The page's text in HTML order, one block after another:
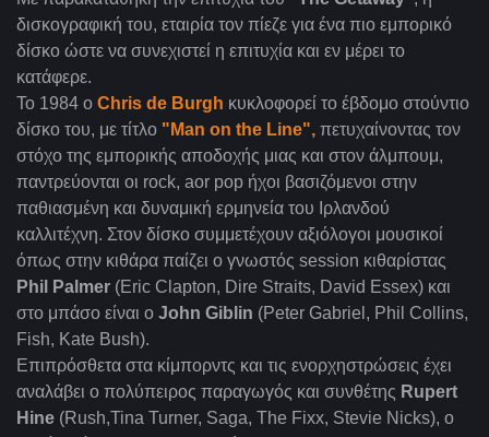
δισκογραφική του, εταιρία τον πίεζε για ένα πιο εμπορικό
δίσκο ώστε να συνεχιστεί η επιτυχία και εν μέρει το
κατάφερε.
Το 1984 ο Chris de Burgh κυκλοφορεί το έβδομο στούντιο
δίσκο του, με τίτλο "Man on the Line", πετυχαίνοντας τον
στόχο της εμπορικής αποδοχής μιας και στον άλμπουμ,
παντρεύονται οι rock, aor pop ήχοι βασιζόμενοι στην
παθιασμένη και δυναμική ερμηνεία του Ιρλανδού
καλλιτέχνη. Στον δίσκο συμμετέχουν αξιόλογοι μουσικοί
όπως στην κιθάρα παίζει ο γνωστός session κιθαρίστας
Phil Palmer (Eric Clapton, Dire Straits, David Essex) και
στο μπάσο είναι ο John Giblin (Peter Gabriel, Phil Collins,
Fish, Kate Bush).
Επιπρόσθετα στα κίμπορντς και τις ενορχηστρώσεις έχει
αναλάβει ο πολύπειρος παραγωγός και συνθέτης Rupert
Hine (Rush,Tina Turner, Saga, Τhe Fixx, Stevie Nicks), ο